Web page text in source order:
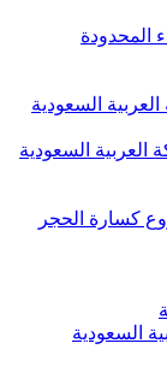
المحدودة
السعودية
العربية السعودية
كسارة الحجر
السعودية